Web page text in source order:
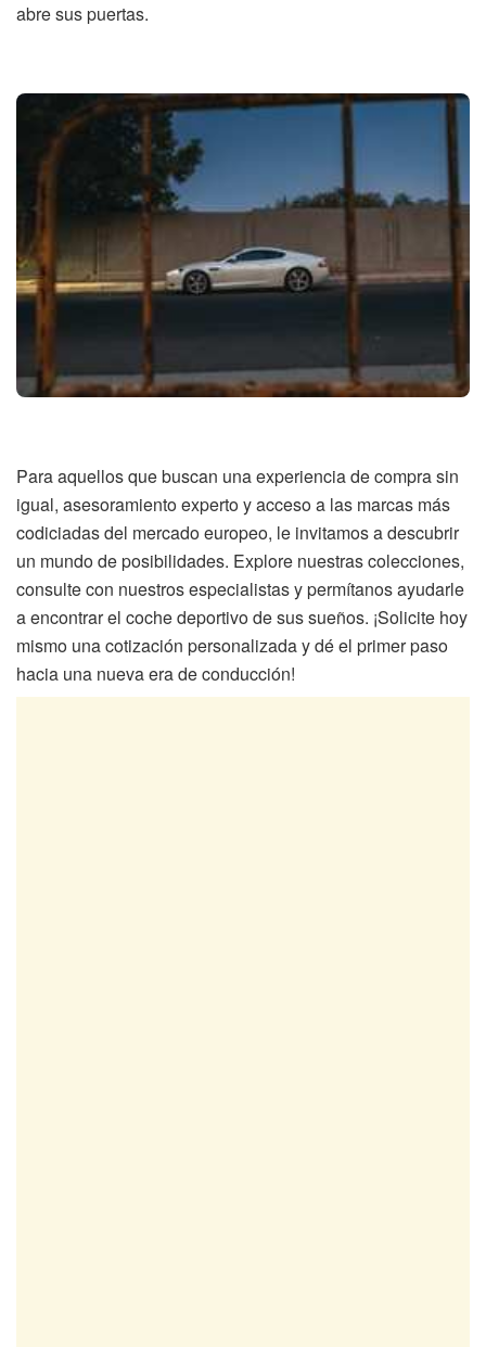
abre sus puertas.
Para aquellos que buscan una experiencia de compra sin
igual, asesoramiento experto y acceso a las marcas más
codiciadas del mercado europeo, le invitamos a descubrir
un mundo de posibilidades. Explore nuestras colecciones,
consulte con nuestros especialistas y permítanos ayudarle
a encontrar el coche deportivo de sus sueños. ¡Solicite hoy
mismo una cotización personalizada y dé el primer paso
hacia una nueva era de conducción!